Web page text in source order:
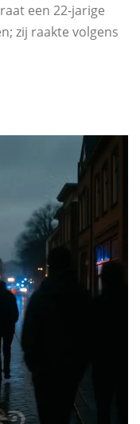
een 22-jarige
zij raakte volgens